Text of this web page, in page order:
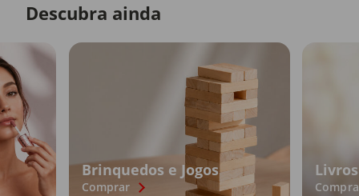
Descubra ainda
Brinquedos e Jogos
Comprar
Livros